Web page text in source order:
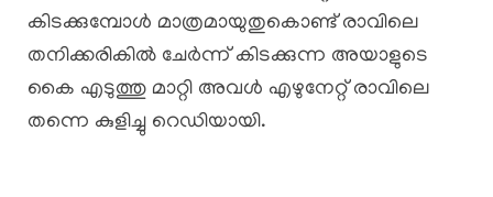
കിടക്കുമ്പോൾ മാത്രമായുതുകൊണ്ട് രാവിലെ
തനിക്കരികിൽ ചേർന്ന് കിടക്കുന്ന അയാളുടെ
കൈ എടുത്തു മാറ്റി അവൾ എഴുനേറ്റ് രാവിലെ
തന്നെ കുളിച്ചു റെഡിയായി.